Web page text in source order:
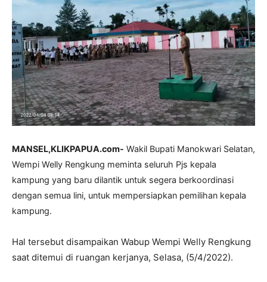
MANSEL,KLIKPAPUA.com- Wakil Bupati Manokwari Selatan,
Wempi Welly Rengkung meminta seluruh Pjs kepala
kampung yang baru dilantik untuk segera berkoordinasi
dengan semua lini, untuk mempersiapkan pemilihan kepala
kampung.
Hal tersebut disampaikan Wabup Wempi Welly Rengkung
saat ditemui di ruangan kerjanya, Selasa, (5/4/2022).